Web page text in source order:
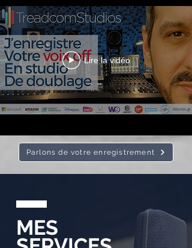
Lire la vidéo
Parlons de votre enregistrement
MES